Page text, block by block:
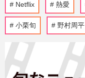
Netflix 熱愛
小栗旬 野村周平